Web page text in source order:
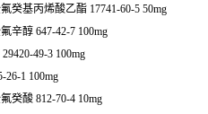
癸基丙烯酸乙酯 17741-60-5 50mg
辛醇 647-42-7 100mg
49-3 100mg
26-1 100mg
癸酸 812-70-4 10mg